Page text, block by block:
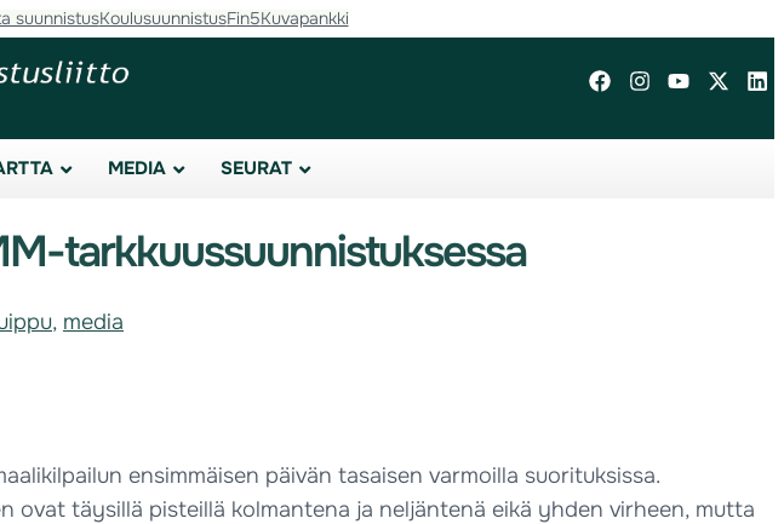
suunnistusKoulusuunnistusFin5Kuvapankki
MEDIA SEURAT
tarkkuussuunnistuksessa
, media
ensimmäisen päivän tasaisen varmoilla suorituksissa.
ovat täysillä pisteillä kolmantena ja neljäntenä eikä yhden virheen, mutta